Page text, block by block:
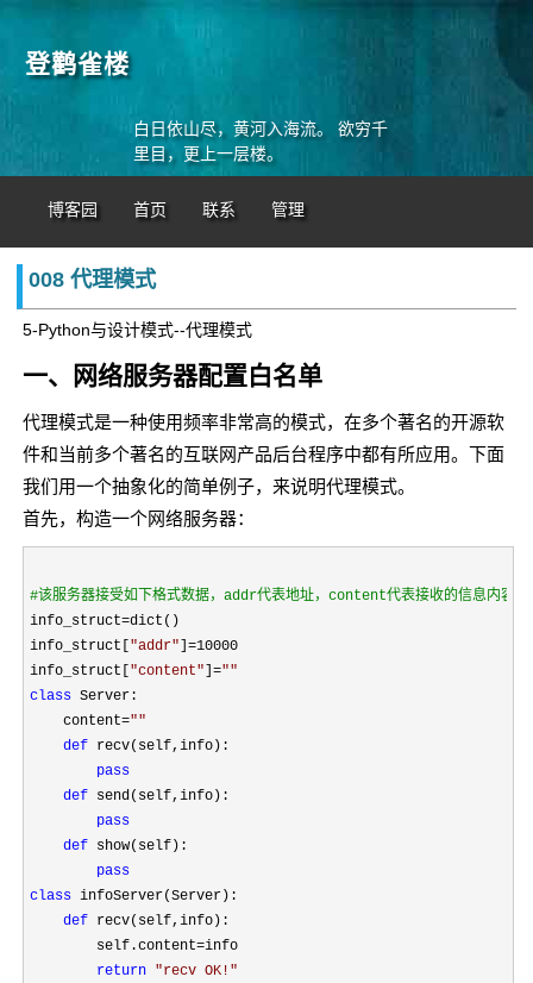
登鹳雀楼
白日依山尽，黄河入海流。 欲穷千
里目，更上一层楼。
博客园 首页 联系 管理
008 代理模式
5-Python与设计模式--代理模式
一、网络服务器配置白名单
代理模式是一种使用频率非常高的模式，在多个著名的开源软
件和当前多个著名的互联网产品后台程序中都有所应用。下面
我们用一个抽象化的简单例子，来说明代理模式。
首先，构造一个网络服务器：
#该服务器接受如下格式数据，addr代表地址，content代表接收的信息内容
info_struct=dict()
info_struct[ "addr" ]=10000
info_struct[ "content" ]=""
class Server:
    content
=""
def recv(self,info):
pass
def send(self,info):
pass
def show(self):
pass
class infoServer(Server):
def recv(self,info):
        self.content
=info
return "recv OK! "